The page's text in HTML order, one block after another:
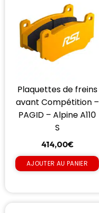
Plaquettes de freins
avant Compétition –
PAGID – Alpine A110
S
414,00€
AJOUTER AU PANIER